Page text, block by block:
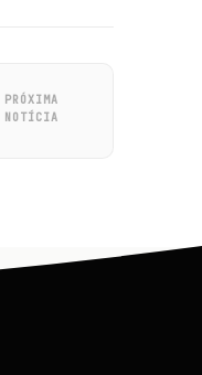
PRÓXIMA
NOTÍCIA